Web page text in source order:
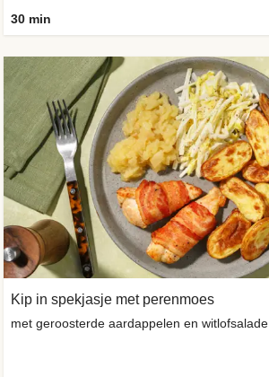
30 min
Kip in spekjasje met perenmoes
met geroosterde aardappelen en witlofsalade